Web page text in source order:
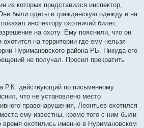
из которых представился инспектор,
были одеты в гражданскую одежду и на
инспектору охотничий билет,
на охоту. Ему пояснили, что он
на территории где ему нельзя
Нуримановского района РБ. Никуда его
не получал. Просил прекратить
Р.К. действующий по письменному
что не установлено место
правонарушения, Леонтьев охотился
ему известны, кроме того с ним были
время охотились именно в Нуримановском